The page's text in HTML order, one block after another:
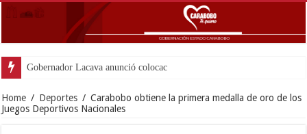
Gobernador Lacava anunció colocación de más de mil 500
Home / Deportes / Carabobo obtiene la primera medalla de oro de los
Juegos Deportivos Nacionales